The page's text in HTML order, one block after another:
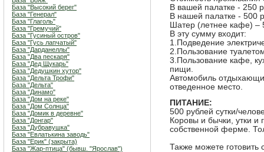
База "Высокий берег"
База "Генерал"
База "Глаголь"
База "Гремучий"
База "Гусиный остров"
База "Гусь лапчатый"
База "Дарданеллы"
База "Два пескаря"
База "Дед Щукарь"
База "Дедушкин хутор"
База "Дельта Трофи"
База "Дельта"
База "Динамо"
База "Дом на реке"
База "Дом Солнца"
База "Домик в деревне"
База "Донгар"
База "Дубравушка"
База "Евлатькина заводь"
База "Ерик" (закрыта)
База "Жар-птица" (бывш. "Ярослав")
В вашей палатке - 250
В нашей палатке - 500
Шатер (летнее кафе) –
В эту сумму входит:
1.Подведение
2.Пользование
3.Пользование кафе,
пищи.
Автомобиль
отведенное место.
ПИТАНИЕ:
500 рублей сутки/
Коровы и бычки, утки и
собственной ферме.
Также можете